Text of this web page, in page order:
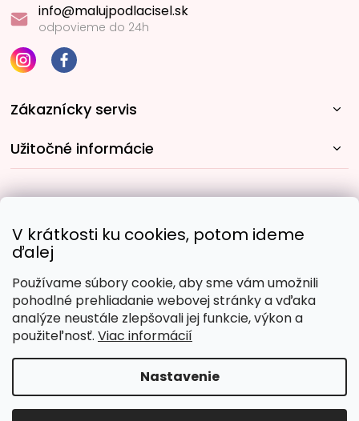
V krátkosti ku cookies, potom ideme
ďalej
Používame súbory cookie, aby sme vám umožnili
pohodlné prehliadanie webovej stránky a vďaka
analýze neustále zlepšovali jej funkcie, výkon a
použiteľnosť. Viac informácií
Nastavenie
info@malujpodlacisel.sk
odpovieme do 24h
Zákaznícky servis
Užitočné informácie
Obľúbené spôsoby platby:
Copyright 2026Malujpodlacisel.sk. Všetky práva
vyhradené.Upraviť nastavenie cookies